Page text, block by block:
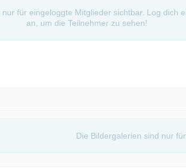
nur für eingeloggte Mitglieder sichtbar. Log dich
an, um die Teilnehmer zu sehen!
Die Bildergalerien sind nur